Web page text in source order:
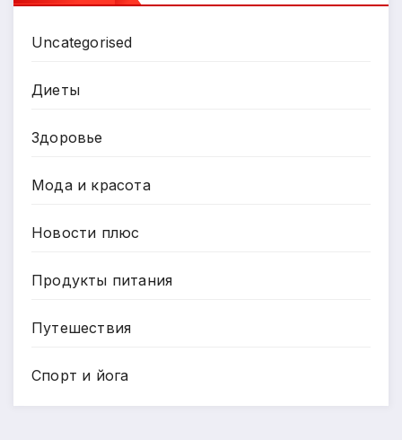
Uncategorised
Диеты
Здоровье
Мода и красота
Новости плюс
Продукты питания
Путешествия
Спорт и йога